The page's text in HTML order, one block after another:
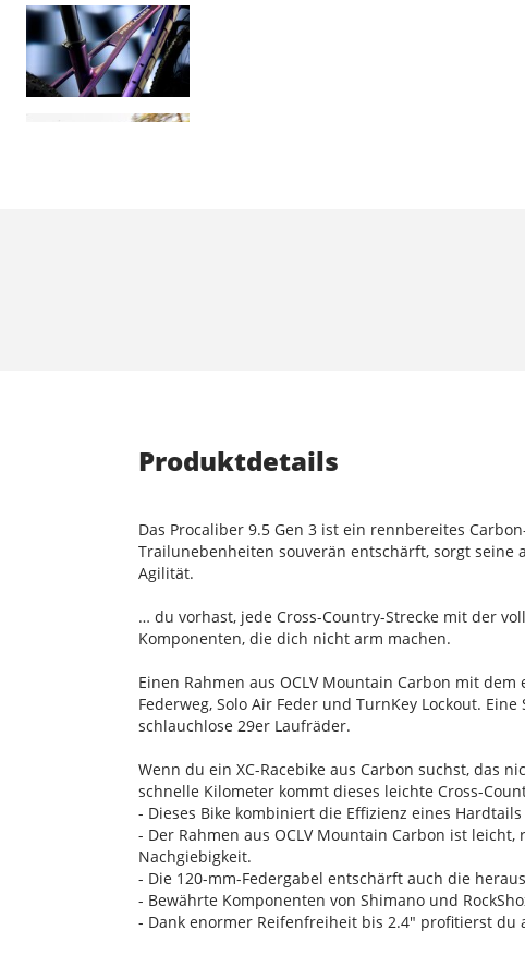
Produktdetails
Das Procaliber 9.5 Gen 3 ist ein rennbereites
Trailunebenheiten souverän entschärft, sorgt seine
Agilität.
… du vorhast, jede Cross-Country-Strecke mit der
Komponenten, die dich nicht arm machen.
Einen Rahmen aus OCLV Mountain Carbon mit
Federweg, Solo Air Feder und TurnKey Lockout.
schlauchlose 29er Laufräder.
Wenn du ein XC-Racebike aus Carbon suchst, das
schnelle Kilometer kommt dieses leichte Cross-
- Dieses Bike kombiniert die Effizienz eines
- Der Rahmen aus OCLV Mountain Carbon ist
Nachgiebigkeit.
- Die 120-mm-Federgabel entschärft auch die
- Bewährte Komponenten von Shimano und
- Dank enormer Reifenfreiheit bis 2.4" profitierst du